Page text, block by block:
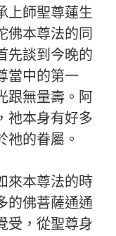
上師聖尊蓮生
佛本尊法的同
先談到今晚的
當中的第一
跟無量壽。阿
祂本身有好多
祂的眷屬。
來本尊法的時
的佛菩薩通通
受，從聖尊身